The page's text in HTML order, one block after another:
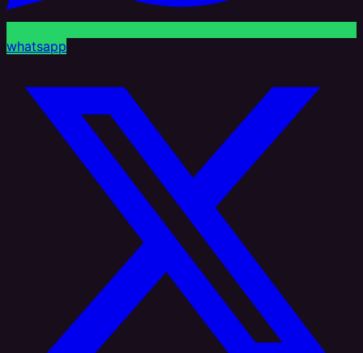
whatsapp